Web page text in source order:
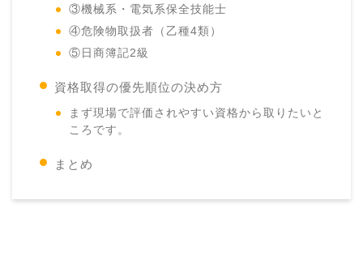
③機械系・電気系保全技能士
④危険物取扱者（乙種4類）
⑤日商簿記2級
資格取得の優先順位の決め方
まず現場で評価されやすい資格から取りたいと
ころです。
まとめ